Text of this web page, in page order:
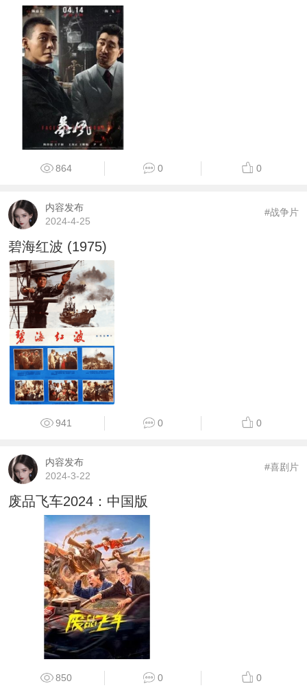
864 0 0
内容发布
2024-4-25
#战争片
碧海红波 (1975)
941 0 0
内容发布
2024-3-22
#喜剧片
废品飞车2024：中国版
850 0 0